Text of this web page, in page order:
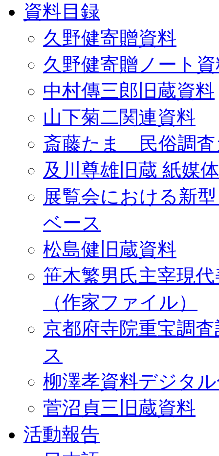
資料目録
久野健寄贈資料
久野健寄贈ノート
中村傳三郎旧蔵資料
山下菊二関連資料
斎藤たま 民俗調査
及川尊雄旧蔵 紙媒
展覧会における新
ベース
松島健旧蔵資料
笹木繁男氏主宰現
（作家ファイル）
京都府寺院重宝調
ス
柳澤孝資料デジタ
菅沼貞三旧蔵資料
活動報告